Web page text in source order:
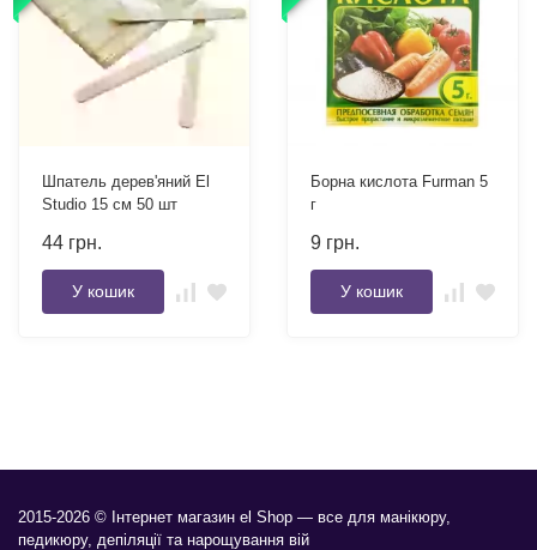
Шпатель дерев'яний El
Studio 15 см 50 шт
44 грн.
У кошик
Борна кислота Furman 5
г
9 грн.
У кошик
2015-2026 © Інтернет магазин el Shop — все для манікюру,
педикюру, депіляції та нарощування вій